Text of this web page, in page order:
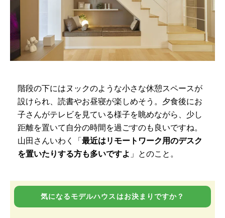
階段の下にはヌックのような小さな休憩スペースが
設けられ、読書やお昼寝が楽しめそう。夕食後にお
子さんがテレビを見ている様子を眺めながら、少し
距離を置いて自分の時間を過ごすのも良いですね。
山田さんいわく「 最近はリモートワーク用のデスク
を置いたりする方も多いですよ 」とのこと。
気になるモデルハウスはお決まりですか？